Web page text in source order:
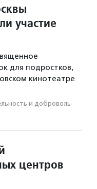
участие
для подростков,
кинотеатре
и доброволь­
центров